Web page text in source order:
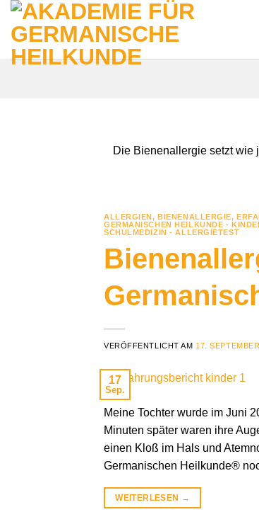
Zum
Inhalt
springen
Die Bienenallergie setzt wie
ALLERGIEN,BIENENALLERGIE,
GERMANISCHEN HEILKUNDE -
SCHULMEDIZIN - ALLERGIETEST
VERÖFFENTLICHT AM 17.
17
Sep.
Meine Tochter wurde im Juni
Minuten später waren ihre
einen Kloß im Hals und
Germanischen Heilkunde®
WEITERLESEN →